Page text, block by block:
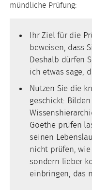
mündliche Prüfung:
Ihr Ziel für die
beweisen, dass
Deshalb dürfen
ich etwas sage,
Nutzen Sie die
geschickt:
Goethe prüfen
seinen
nicht prüfen,
sondern lieber
einbringen, das